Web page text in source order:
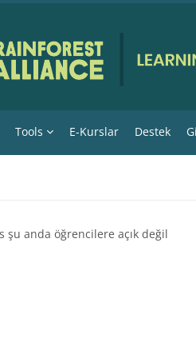
Tools E-Kurslar Destek
şu anda öğrencilere açık değil